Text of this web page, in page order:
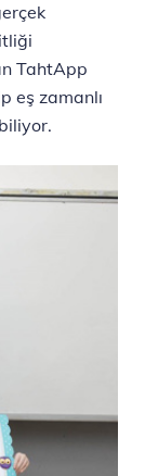
TahtApp
eş zamanlı